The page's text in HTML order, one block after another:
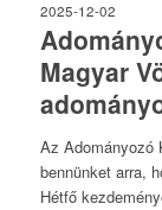
2025-12-02
Magyar
Az Adományozó
bennünket arra,
Hétfő